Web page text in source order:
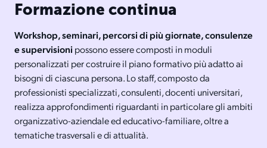
Formazione continua
Workshop, seminari, percorsi di più giornate, consulenze
e supervisionipossono essere composti in moduli
personalizzati per costruire il piano formativo più adatto ai
bisogni di ciascuna persona. Lo staff, composto da
professionisti specializzati, consulenti, docenti universitari,
realizza approfondimenti riguardanti in particolare gli ambiti
organizzativo-aziendale ed educativo-familiare, oltre a
tematiche trasversali e di attualità.